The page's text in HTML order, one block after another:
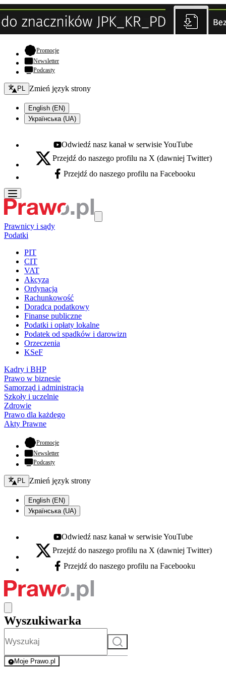
Promocje- otwiera się w nowej karcie
Newsletter
Podcasty
Zmień język - bieżący:
PL Zmień język strony
English (EN)
Українська (UA)
Youtube - otwiera się w nowej karcie
Odwiedź nasz kanał w serwisie YouTube
X - otwiera się w nowej karcie
Przejdź do naszego profilu na X (dawniej Twitter)
Facebook - otwiera się w nowej karcie
Przejdź do naszego profilu na Facebooku
Prawnicy i sądy
Podatki
PIT
CIT
VAT
Akcyza
Ordynacja
Rachunkowość
Doradca podatkowy
Finanse publiczne
Podatki i opłaty lokalne
Podatek od spadków i darowizn
Orzeczenia
KSeF
Kadry i BHP
Prawo w biznesie
Samorząd i administracja
Szkoły i uczelnie
Zdrowie
Prawo dla każdego
Akty Prawne
Promocje- otwiera się w nowej karcie
Newsletter
Podcasty
Zmień język - bieżący:
PL Zmień język strony
English (EN)
Українська (UA)
Youtube - otwiera się w nowej karcie
Odwiedź nasz kanał w serwisie YouTube
X - otwiera się w nowej karcie
Przejdź do naszego profilu na X (dawniej Twitter)
Facebook - otwiera się w nowej karcie
Przejdź do naszego profilu na Facebooku
Wyszukiwarka
Szukaj
Moje Prawo.pl
- rejestracja i logowanie do serwisu